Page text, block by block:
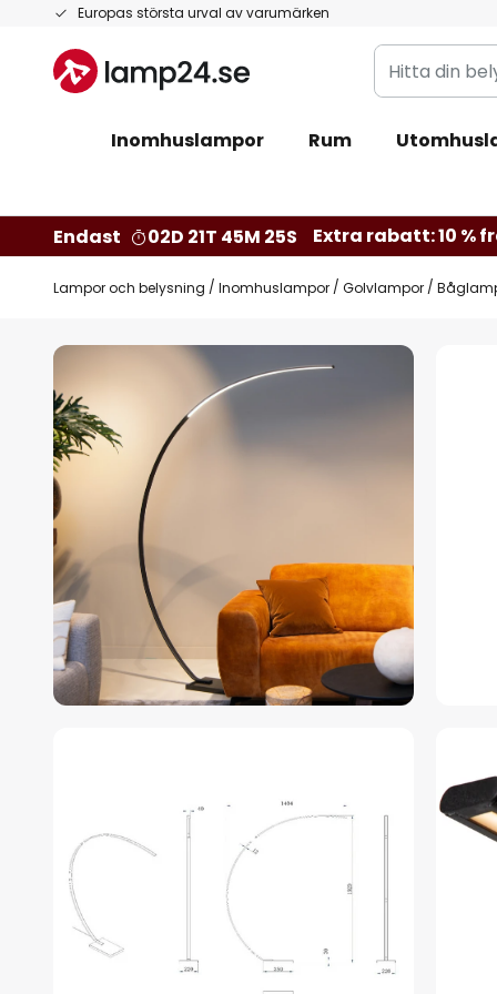
Europas största urval av varumärken
Hoppa
innehållet
Hitta
din
Inomhuslampor Rum
Endast
02D 21T 45M 24S Extra rabatt: 10 %
Lampor och belysning Inomhuslampor Golvlampor
Hoppa
till
slutet
av
bildgalleriet